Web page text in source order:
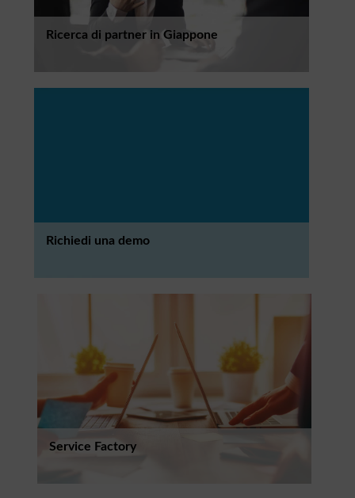
Ricerca di partner in Giappone
Richiedi una demo
Service Factory